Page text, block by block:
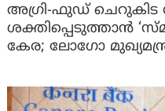
അഗ്രി-ഫുഡ് ചെറുകിട
ശക്തിപ്പെടുത്താന്‍
കേര; ലോഗോ